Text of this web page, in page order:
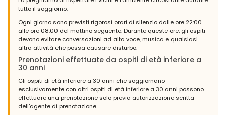
tutto il soggiorno.
Ogni giorno sono previsti rigorosi orari di silenzio dalle ore 22:00
alle ore 08:00 del mattino seguente. Durante queste ore, gli ospiti
devono evitare conversazioni ad alta voce, musica e qualsiasi
altra attività che possa causare disturbo.
Prenotazioni effettuate da ospiti di età inferiore a
30 anni
Gli ospiti di età inferiore a 30 anni che soggiornano
esclusivamente con altri ospiti di età inferiore a 30 anni possono
effettuare una prenotazione solo previa autorizzazione scritta
dell’agente di prenotazione.